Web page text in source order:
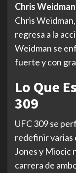
Chris
Chris
regresa a la
Weidman se
fuerte y con
Lo Que
309
UFC 309 se
redefinir varias
Jones y Miocic
carrera de